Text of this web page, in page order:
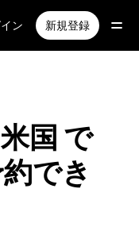
ン 新規登録
国 で
でき